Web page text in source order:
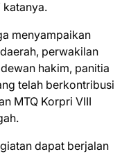
katanya.
menyampaikan
perwakilan
hakim, panitia
telah berkontribusi
MTQ Korpri VIII
dapat berjalan